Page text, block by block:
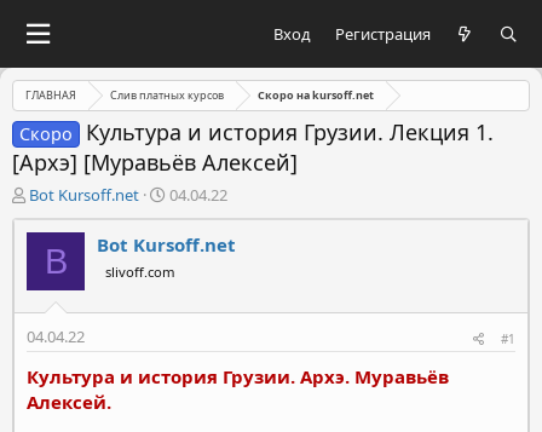
Вход Регистрация
ГЛАВНАЯ Слив платных курсов Скоро на kursoff.net
Скоро
Культура и история Грузии. Лекция 1.
[Архэ] [Муравьёв Алексей]
А
в
т
м
ы
Bot Kursoff.net
Д
а
т
а
н
а
а
04.04.22
B Bot Kursoff.net
slivoff.com
04.04.22 #1
Культура и история Грузии. Архэ. Муравьёв
Алексей.